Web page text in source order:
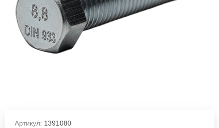
Артикул: 1391080